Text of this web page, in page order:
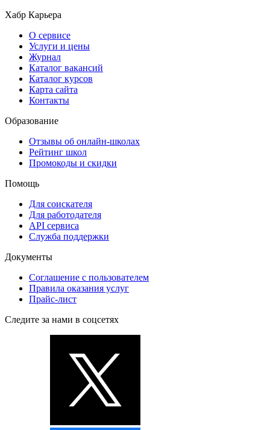
Хабр Карьера
О сервисе
Услуги и цены
Журнал
Каталог вакансий
Каталог курсов
Карта сайта
Контакты
Образование
Отзывы об онлайн-школах
Рейтинг школ
Промокоды и скидки
Помощь
Для соискателя
Для работодателя
API сервиса
Служба поддержки
Документы
Соглашение с пользователем
Правила оказания услуг
Прайс-лист
Следите за нами в соцсетях